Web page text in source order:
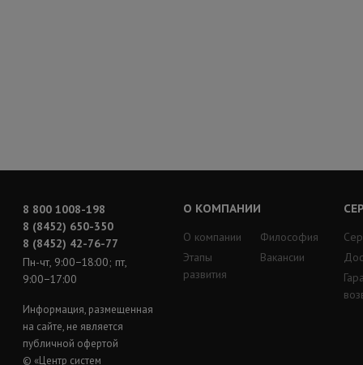
8 800 1008-198
8 (8452) 650-350
8 (8452) 42-76-77
Пн-чт, 9:00−18:00; пт,
9:00−17:00
Информация, размещенная
на сайте, не является
публичной офертой
© «Центр систем
О КОМПАНИИ
О компании
Этапы
развития
Философия
Вакансии